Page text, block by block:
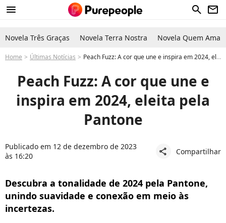
menu search newsletter
Novela Três Graças Novela Terra Nostra Novela Quem Ama
Home Últimas Notícias Peach Fuzz: A cor que une e inspira em 2024, eleita pela Pantone
Peach Fuzz: A cor que une e
inspira em 2024, eleita pela
Pantone
Publicado em 12 de dezembro de 2023
às 16:20
share Compartilhar
Descubra a tonalidade de 2024 pela Pantone,
unindo suavidade e conexão em meio às
incertezas.